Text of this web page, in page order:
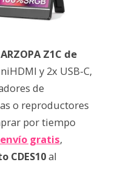
Z1C de
y 2x USB-C,
de
o reproductores
por tiempo
envío gratis,
CDES10al